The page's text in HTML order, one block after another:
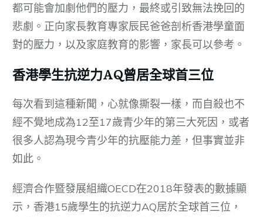
都可能會加劇他們的壓力，最終或引致無法挽回的
悲劇。正向家長教育專家辰民爸爸剖析香港學童面
對的壓力，以及家庭教育的影響，家長可以參考。
香港學生抗逆力AQ曾居全球首三位
每次看到這種新聞，心就像撕裂一樣，而自殺也不
經不覺地成為12至17歲青少年的第三大死因，或者
很多人認為現今青少年的抗壓能力差，但事實並非
如此。
經濟合作暨發展組織OECD在2018年發表的數據顯
示，香港15歲學生的抗逆力AQ居於全球首三位，